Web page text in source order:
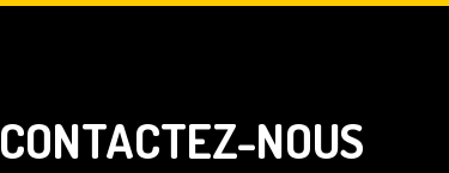
CONTACTEZ-NOUS